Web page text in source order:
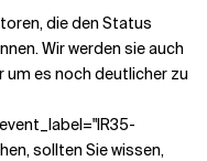
die den Status
Wir werden sie auch
um es noch deutlicher zu
sollten Sie wissen,